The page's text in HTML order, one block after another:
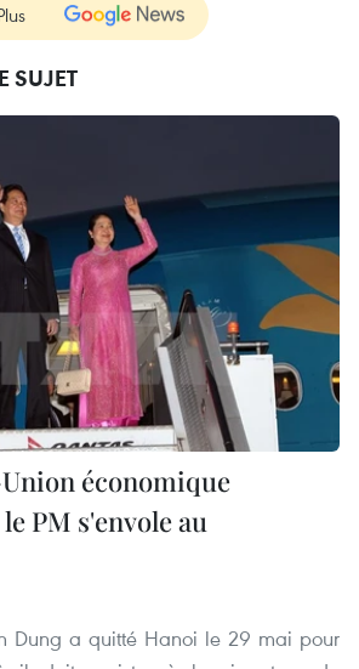
SUJET
économique
PM s'envole au
Dung a quitté Hanoi le 29 mai pour